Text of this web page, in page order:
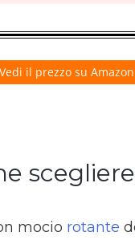
Vedi il prezzo su
mocio rotante